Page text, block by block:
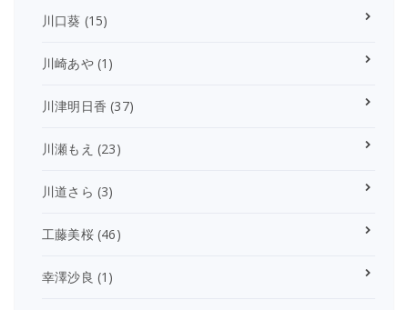
川口葵 (15)
川崎あや(1)
川津明日香 (37)
川瀬もえ (23)
川道さら (3)
工藤美桜(46)
幸澤沙良 (1)